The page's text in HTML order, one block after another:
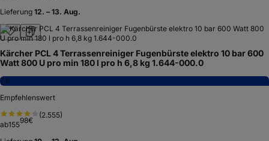
Lieferung 12. – 13. Aug.
Kärcher PCL 4 Terrassenreiniger Fugenbürste elektro 10 bar 600
Watt 800 U pro min 180 l pro h 6,8 kg 1.644-000.0
7,6
Empfehlenswert
(2.555)
ab15598€